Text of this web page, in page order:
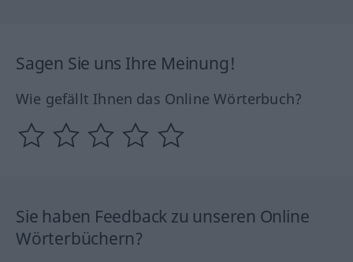
Sagen Sie uns Ihre Meinung!
Wie gefällt Ihnen das Online Wörterbuch?
Sie haben Feedback zu unseren Online
Wörterbüchern?